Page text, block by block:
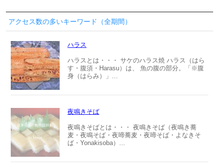
アクセス数の多いキーワード（全期間）
ハラス
ハラスとは・・・ サケのハラス焼 ハラス（はら
す・腹須・Harasu）は、 魚の腹の部分。「※腹
身（はらみ）」...
夜鳴きそば
夜鳴きそばとは・・・ 夜鳴きそば（夜鳴き蕎
麦・夜鳴そば・夜啼蕎麦・夜啼そば・よなきそ
ば・Yonakisoba）...